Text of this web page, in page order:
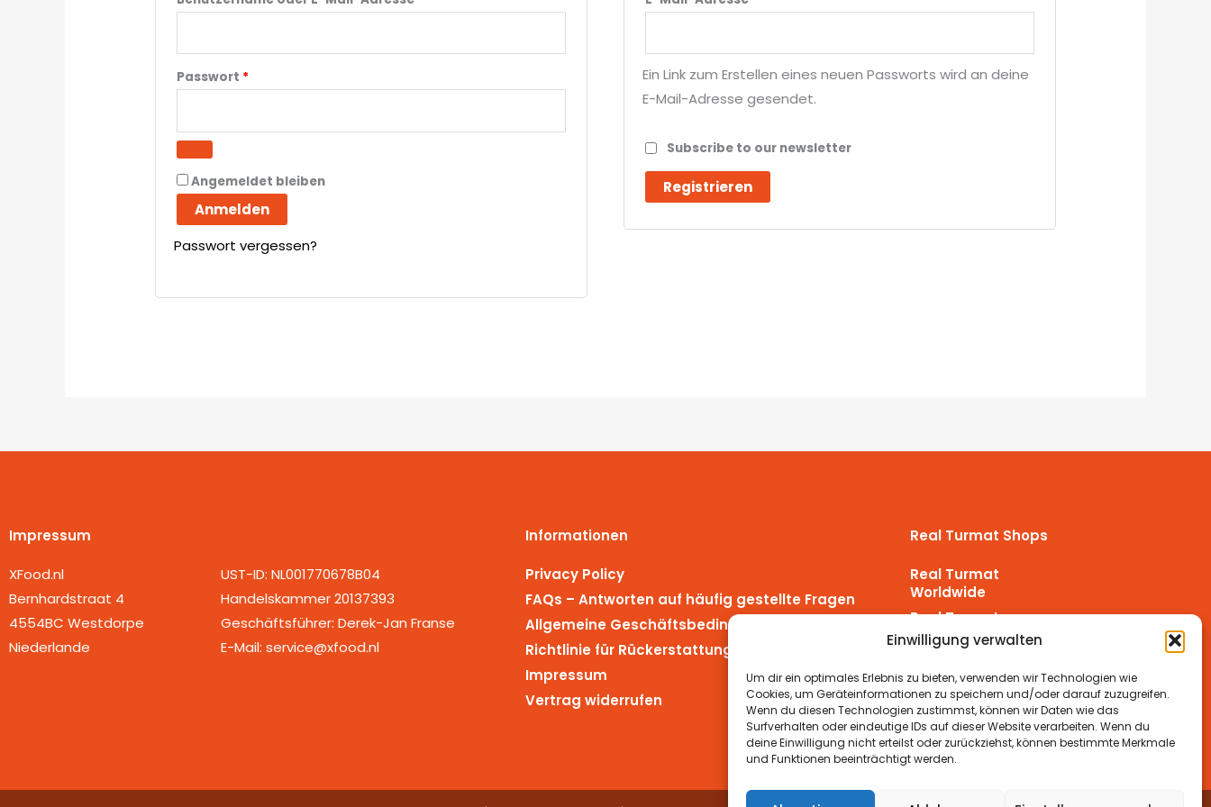
Einwilligung verwalten
Um dir ein optimales Erlebnis zu bieten, verwenden wir Technologien wie
Cookies, um Geräteinformationen zu speichern und/oder darauf zuzugreifen.
Wenn du diesen Technologien zustimmst, können wir Daten wie das
Surfverhalten oder eindeutige IDs auf dieser Website verarbeiten. Wenn du
deine Einwilligung nicht erteilst oder zurückziehst, können bestimmte Merkmale
und Funktionen beeinträchtigt werden.
Passwort *
Angemeldet bleiben
Anmelden
Passwort vergessen?
Ein Link zum Erstellen eines neuen Passworts wird an deine
E-Mail-Adresse gesendet.
Subscribe to our newsletter
Registrieren
Impressum
XFood.nl
Bernhardstraat 4
4554BC Westdorpe
Niederlande
UST-ID: NL001770678B04
Handelskammer 20137393
Geschäftsführer: Derek-Jan Franse
E-Mail: service@xfood.nl
Informationen
Privacy Policy
FAQs – Antworten auf häufig gestellte Fragen
Allgemeine Geschäftsbedingungen
Richtlinie für Rückerstattungen und Rückgaben
Impressum
Vertrag widerrufen
Real Turmat Shops
Real Turmat
Worldwide
Real Turmat
Nederland
Deutschland